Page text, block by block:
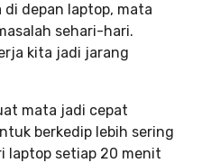
di depan laptop, mata
sehari-hari.
kita jadi jarang
mata jadi cepat
berkedip lebih sering
laptop setiap 20 menit